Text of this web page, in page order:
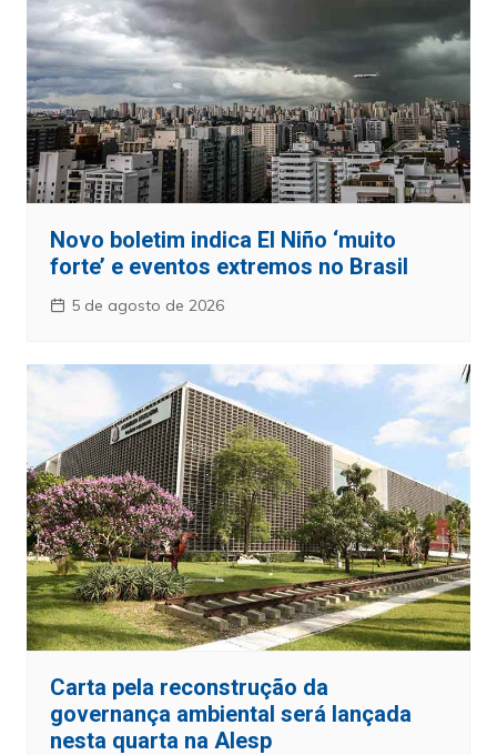
Novo boletim indica El Niño ‘muito
forte’ e eventos extremos no Brasil
5 de agosto de 2026
Carta pela reconstrução da
governança ambiental será lançada
nesta quarta na Alesp